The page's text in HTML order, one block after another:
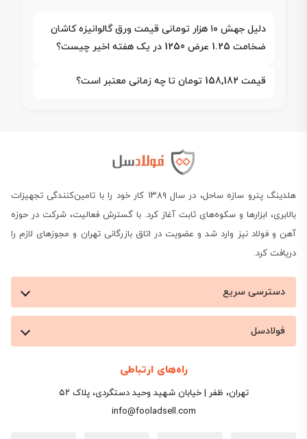
دلیل جهش ۱۰ هزار تومانی قیمت ورق گالوانیزه کاشان
ضخامت 1.25 عرض 1250 در یک هفته اخیر چیست؟
قیمت 158,182 تومان تا چه زمانی معتبر است؟
هلدینگ پترو سازه ساحل، در سال ۱۳۸۹ کار خود را با تامین‌کنندگی تجهیزات
بالابری، ابزارها و سکوه‌های ثابت آغاز کرد. با گسترش فعالیت، شرکت در حوزه
آهن و فولاد نیز وارد شد و عضویت در اتاق بازرگانی تهران و مجوزهای لازم را
دریافت کرد.
دسترسی سریع
فولادسل
راه‌های ارتباطی
تهران، ظفر | خیابان شهید وحید دستگردی، پلاک ۵۲
info@fooladsell.com